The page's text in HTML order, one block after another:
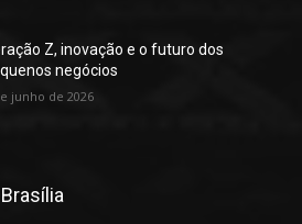
Z, inovação e o futuro dos
negócios
junho de 2026